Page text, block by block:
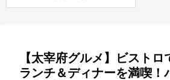
【太宰府グルメ】ビスト
ランチ＆ディナーを満喫！